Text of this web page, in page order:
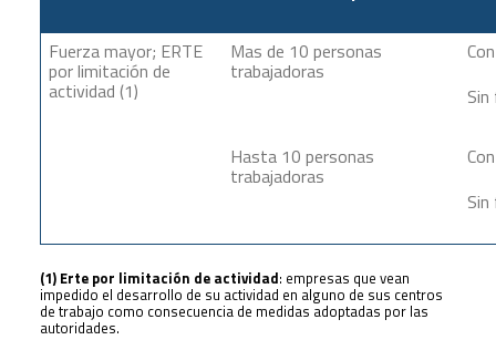
Fuerza mayor; ERTE
por limitación de
actividad (1)
Mas de 10 personas
trabajadoras
Hasta 10 personas
trabajadoras
(1) Erte por limitación de actividad: empresas que vean
impedido el desarrollo de su actividad en alguno de sus centros
de trabajo como consecuencia de medidas adoptadas por las
autoridades.